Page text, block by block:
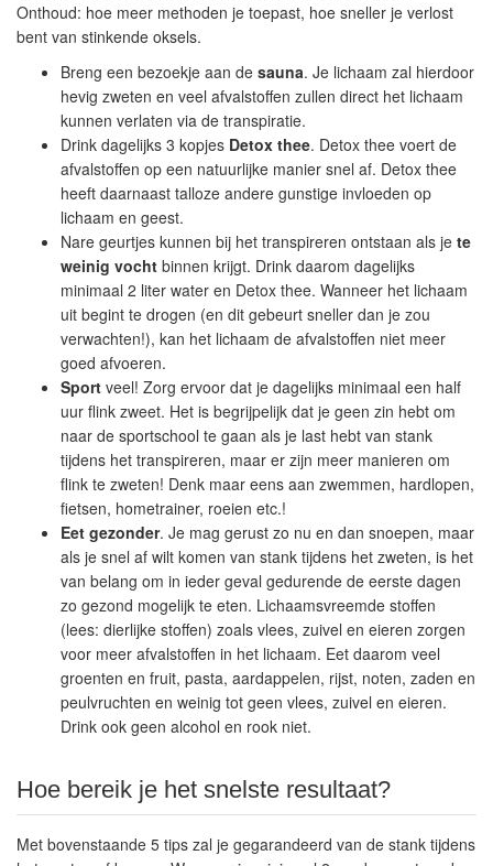
Onthoud: hoe meer methoden je toepast, hoe sneller je verlost
bent van stinkende oksels.
Breng een bezoekje aan de sauna. Je lichaam zal hierdoor
hevig zweten en veel afvalstoffen zullen direct het lichaam
kunnen verlaten via de transpiratie.
Drink dagelijks 3 kopjes Detox thee. Detox thee voert de
afvalstoffen op een natuurlijke manier snel af. Detox thee
heeft daarnaast talloze andere gunstige invloeden op
lichaam en geest.
Nare geurtjes kunnen bij het transpireren ontstaan als je te
weinig vocht binnen krijgt. Drink daarom dagelijks
minimaal 2 liter water en Detox thee. Wanneer het lichaam
uit begint te drogen (en dit gebeurt sneller dan je zou
verwachten!), kan het lichaam de afvalstoffen niet meer
goed afvoeren.
Sport veel! Zorg ervoor dat je dagelijks minimaal een half
uur flink zweet. Het is begrijpelijk dat je geen zin hebt om
naar de sportschool te gaan als je last hebt van stank
tijdens het transpireren, maar er zijn meer manieren om
flink te zweten! Denk maar eens aan zwemmen, hardlopen,
fietsen, hometrainer, roeien etc.!
Eet gezonder. Je mag gerust zo nu en dan snoepen, maar
als je snel af wilt komen van stank tijdens het zweten, is het
van belang om in ieder geval gedurende de eerste dagen
zo gezond mogelijk te eten. Lichaamsvreemde stoffen
(lees: dierlijke stoffen) zoals vlees, zuivel en eieren zorgen
voor meer afvalstoffen in het lichaam. Eet daarom veel
groenten en fruit, pasta, aardappelen, rijst, noten, zaden en
peulvruchten en weinig tot geen vlees, zuivel en eieren.
Drink ook geen alcohol en rook niet.
Hoe bereik je het snelste resultaat?
Met bovenstaande 5 tips zal je gegarandeerd van de stank tijdens